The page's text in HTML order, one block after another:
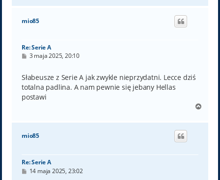
g
mio85
Re: Serie A
P
t
3 maja 2025, 20:10
Słabeusze z Serie A jak zwykle nieprzydatni. Lecce dziś
totalna padlina. A nam pewnie się jebany Hellas
postawi
g
mio85
Re: Serie A
P14 maja 2025, 23:02